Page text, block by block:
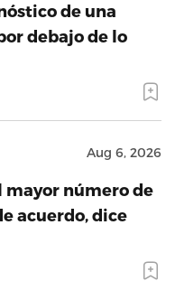
de una
debajo de lo
Aug 6, 2026
mayor número de
acuerdo, dice